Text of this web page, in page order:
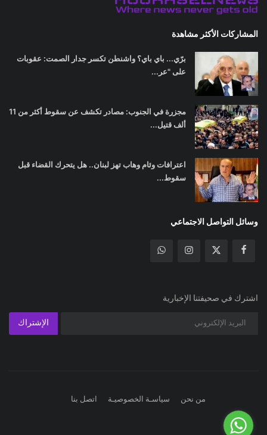
المشاركات الأكثر مشاهدة
برّي... باي باي؟ واشنطن تكسر جدار الصمت: عقوبات
على "عر...
مجزرة في الجنوب: مصادر تكشف عن سقوط أكثر من 11
ألف قتيل...
اعترافات وئام وهاب تهز لبنان.. هل يتحرك القضاء قبل
سقوط...
وسائل التواصل الاجتماعي
اشترك في صحيفتنا الإخبارية
الإشتراك
من نحن سياسـة الخصوصيـة اتصل بنا